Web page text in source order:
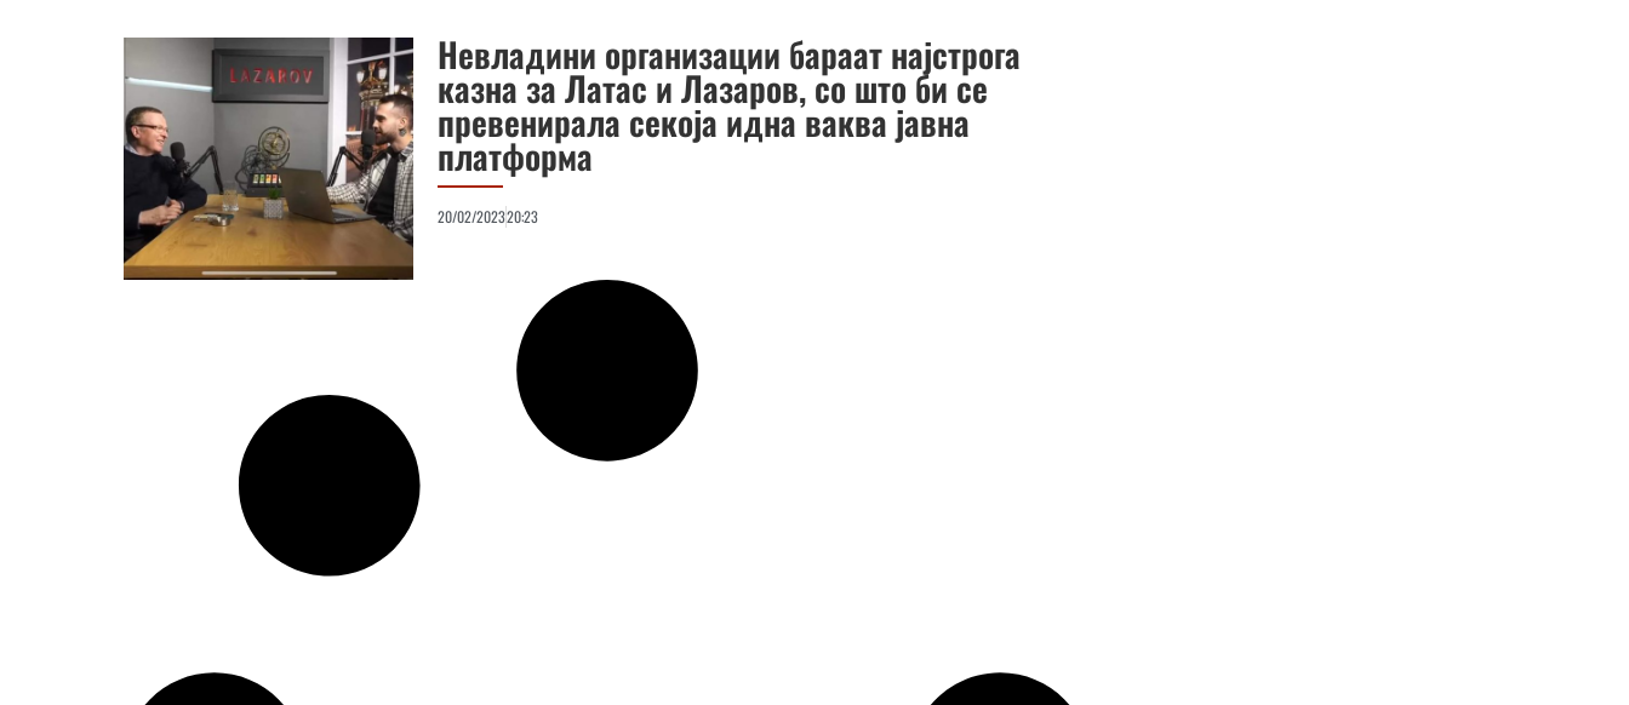
Невладини организации бараат најстрога
казна за Латас и Лазаров, со што би се
превенирала секоја идна ваква јавна
платформа
20/02/202320:23